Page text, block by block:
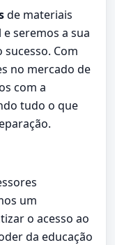
de materiais
seremos a sua
Com
no mercado de
com a
tudo o que
um
o acesso ao
da educação